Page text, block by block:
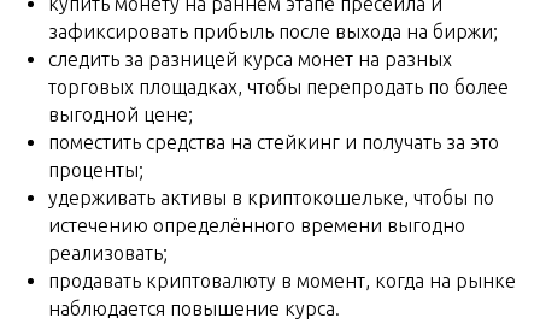
зафиксировать прибыль после выхода на биржи;
следить за разницей курса монет на разных
торговых площадках, чтобы перепродать по более
выгодной цене;
поместить средства на стейкинг и получать за это
проценты;
удерживать активы в криптокошельке, чтобы по
истечению определённого времени выгодно
реализовать;
продавать криптовалюту в момент, когда на рынке
наблюдается повышение курса.